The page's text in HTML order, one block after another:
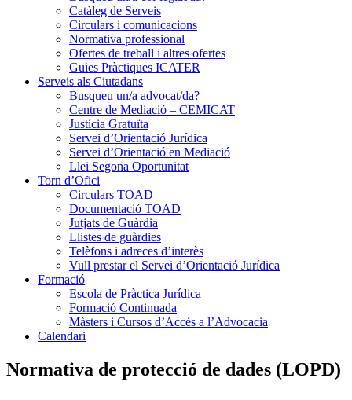
Catàleg de Serveis
Circulars i comunicacions
Normativa professional
Ofertes de treball i altres ofertes
Guies Pràctiques ICATER
Serveis als Ciutadans
Busqueu un/a advocat/da?
Centre de Mediació – CEMICAT
Justícia Gratuïta
Servei d’Orientació Jurídica
Servei d’Orientació en Mediació
Llei Segona Oportunitat
Torn d’Ofici
Circulars TOAD
Documentació TOAD
Jutjats de Guàrdia
Llistes de guàrdies
Telèfons i adreces d’interès
Vull prestar el Servei d’Orientació Jurídica
Formació
Escola de Pràctica Jurídica
Formació Continuada
Màsters i Cursos d’Accés a l’Advocacia
Calendari
Normativa de protecció de dades (LOPD)